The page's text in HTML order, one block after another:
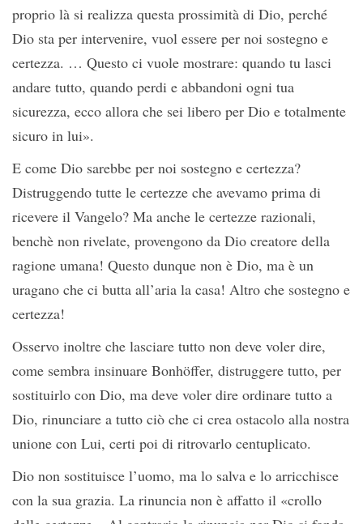
proprio là si realizza questa prossimità di Dio, perché
Dio sta per intervenire, vuol essere per noi sostegno e
certezza. … Questo ci vuole mostrare: quando tu lasci
andare tutto, quando perdi e abbandoni ogni tua
sicurezza, ecco allora che sei libero per Dio e totalmente
sicuro in lui».
E come Dio sarebbe per noi sostegno e certezza?
Distruggendo tutte le certezze che avevamo prima di
ricevere il Vangelo? Ma anche le certezze razionali,
benchè non rivelate, provengono da Dio creatore della
ragione umana! Questo dunque non è Dio, ma è un
uragano che ci butta all’aria la casa! Altro che sostegno e
certezza!
Osservo inoltre che lasciare tutto non deve voler dire,
come sembra insinuare Bonhöffer, distruggere tutto, per
sostituirlo con Dio, ma deve voler dire ordinare tutto a
Dio, rinunciare a tutto ciò che ci crea ostacolo alla nostra
unione con Lui, certi poi di ritrovarlo centuplicato.
Dio non sostituisce l’uomo, ma lo salva e lo arricchisce
con la sua grazia. La rinuncia non è affatto il «crollo